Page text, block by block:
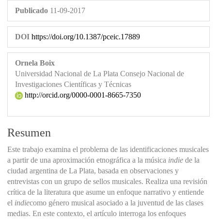
Publicado 11-09-2017
DOI https://doi.org/10.1387/pceic.17889
Ornela Boix
Universidad Nacional de La Plata Consejo Nacional de
Investigaciones Científicas y Técnicas
http://orcid.org/0000-0001-8665-7350
Resumen
Este trabajo examina el problema de las identificaciones musicales
a partir de una aproximación etnográfica a la música indie de la
ciudad argentina de La Plata, basada en observaciones y
entrevistas con un grupo de sellos musicales. Realiza una revisión
crítica de la literatura que asume un enfoque narrativo y entiende
el indiecomo género musical asociado a la juventud de las clases
medias. En este contexto, el artículo interroga los enfoques